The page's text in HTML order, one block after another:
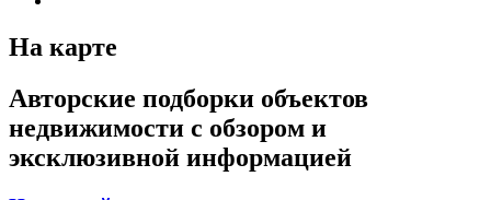
На карте
Авторские подборки объектов
недвижимости с обзором и
эксклюзивной информацией